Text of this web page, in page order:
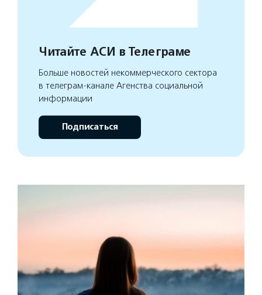
Читайте АСИ в Телеграме
Больше новостей некоммерческого сектора
в телеграм-канале Агенства социальной
информации
Подписаться